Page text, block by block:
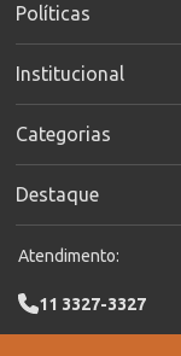
Políticas
Institucional
Categorias
Destaque
Atendimento:
11 3327-3327